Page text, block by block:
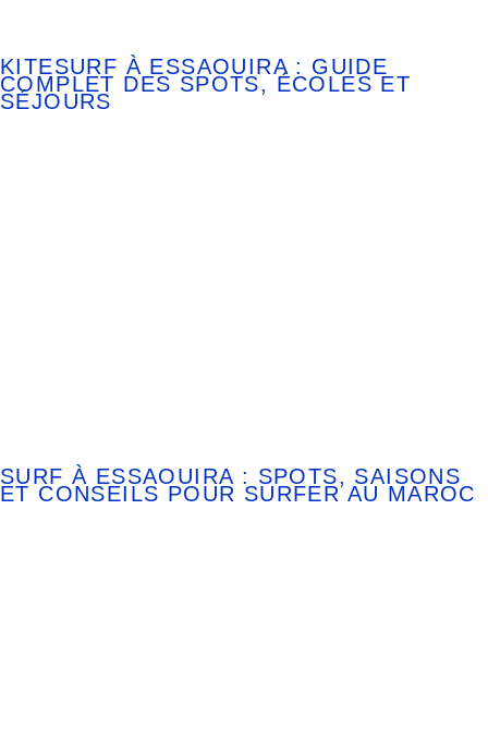
KITESURF À ESSAOUIRA : GUIDE
COMPLET DES SPOTS, ÉCOLES ET
SÉJOURS
SURF À ESSAOUIRA : SPOTS, SAISONS
ET CONSEILS POUR SURFER AU MAROC